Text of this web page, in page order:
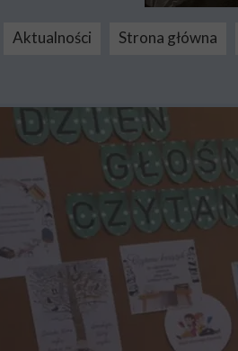
Aktualności Strona główna